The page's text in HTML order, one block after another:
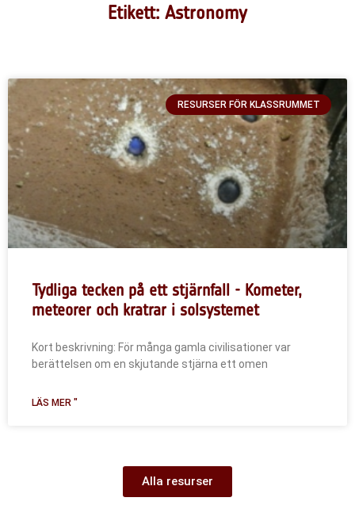
Etikett: Astronomy
RESURSER FÖR KLASSRUMMET
Tydliga tecken på ett stjärnfall - Kometer,
meteorer och kratrar i solsystemet
Kort beskrivning: För många gamla civilisationer var
berättelsen om en skjutande stjärna ett omen
LÄS MER "
Alla resurser